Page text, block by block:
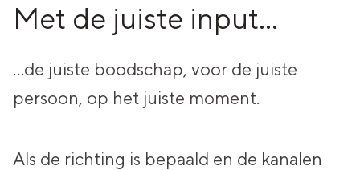
Met de juiste input…
…de juiste boodschap, voor de juiste
persoon, op het juiste moment.
Als de richting is bepaald en de kanalen